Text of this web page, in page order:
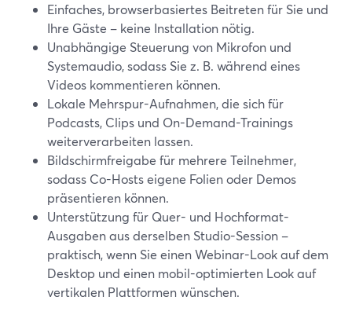
Einfaches, browserbasiertes Beitreten für Sie und
Ihre Gäste – keine Installation nötig.
Unabhängige Steuerung von Mikrofon und
Systemaudio, sodass Sie z. B. während eines
Videos kommentieren können.
Lokale Mehrspur-Aufnahmen, die sich für
Podcasts, Clips und On-Demand-Trainings
weiterverarbeiten lassen.
Bildschirmfreigabe für mehrere Teilnehmer,
sodass Co-Hosts eigene Folien oder Demos
präsentieren können.
Unterstützung für Quer- und Hochformat-
Ausgaben aus derselben Studio-Session –
praktisch, wenn Sie einen Webinar-Look auf dem
Desktop und einen mobil-optimierten Look auf
vertikalen Plattformen wünschen.